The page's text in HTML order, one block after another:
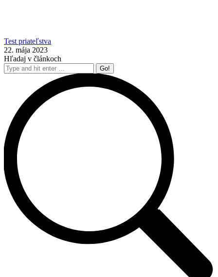
Test priateľstva
22. mája 2023
Hľadaj v článkoch
Search: